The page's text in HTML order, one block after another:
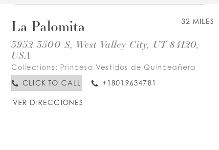
32 MILES
La Palomita
3952 3500 S, West Valley City, UT 84120,
USA
Collections: Princesa Vestidos de Quinceañera
CLICK TO CALL
+18019634781
VER DIRECCIONES